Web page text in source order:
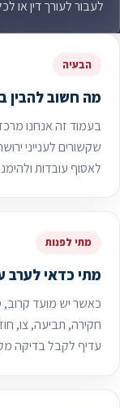
לעבור לעורך דין או
הבעיה
מה חשוב להבין
בעמוד זה אנחנו
שקשורים לענייני
לאסוף עובדות
מתי לפנות
מתי כדאי לערב
כאשר יש מועד קרוב,
חקירה, תביעה, צו,
עדיף לקבל בדיקה